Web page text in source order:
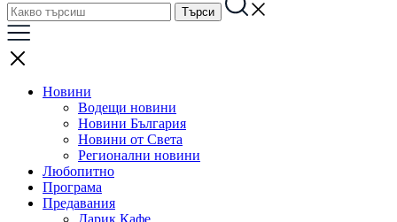
Новини
Водещи новини
Новини България
Новини от Света
Регионални новини
Любопитно
Програма
Предавания
Дарик Кафе